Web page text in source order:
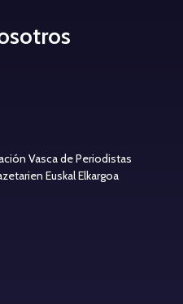
Vasca de Periodistas
Euskal Elkargoa